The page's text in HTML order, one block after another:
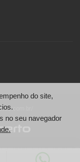
do site,
no seu navegador